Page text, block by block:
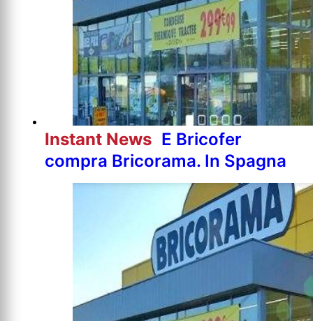
Instant News E Bricofer
compra Bricorama. In Spagna